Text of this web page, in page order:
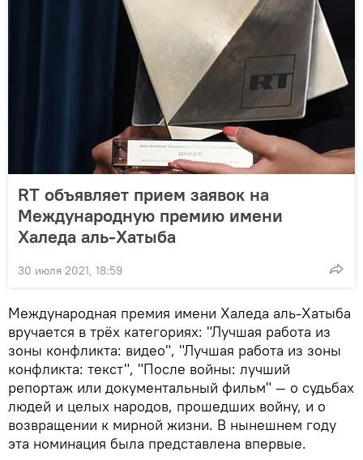
RT объявляет прием заявок на
Международную премию имени
Халеда аль-Хатыба
30 июля 2021, 18:59
Международная премия имени Халеда аль-Хатыба
вручается в трёх категориях: "Лучшая работа из
зоны конфликта: видео", "Лучшая работа из зоны
конфликта: текст", "После войны: лучший
репортаж или документальный фильм" — о судьбах
людей и целых народов, прошедших войну, и о
возвращении к мирной жизни. В нынешнем году
эта номинация была представлена впервые.